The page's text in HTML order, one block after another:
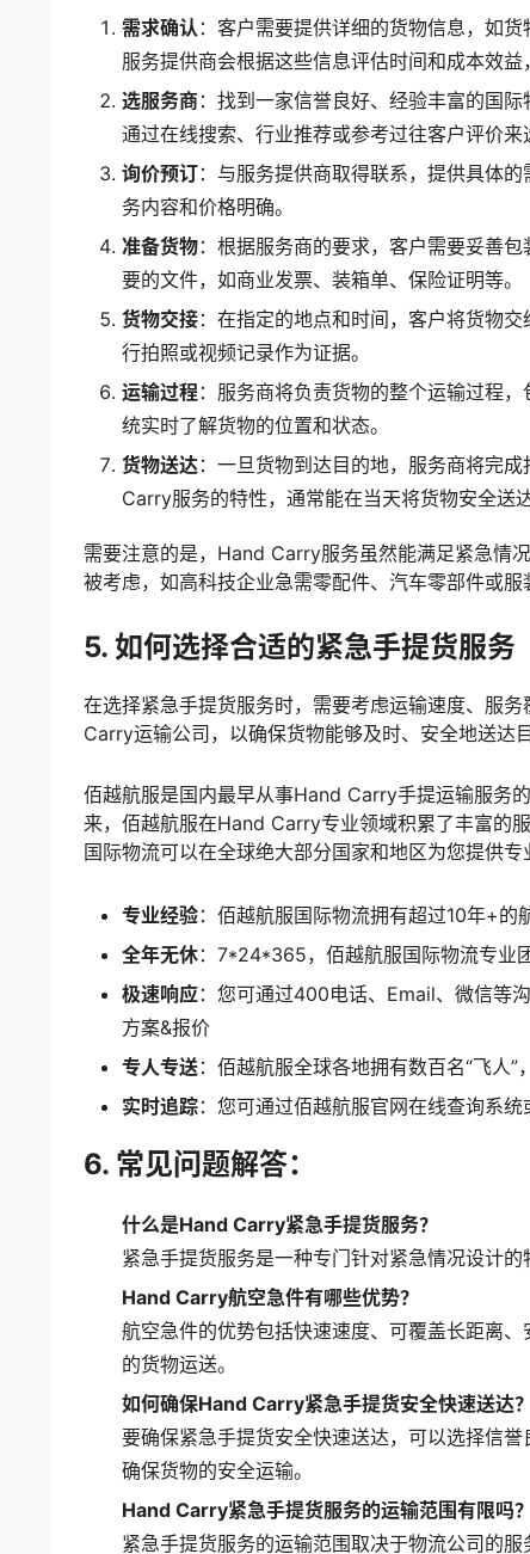
需求确认 ：客户需要提供详细的货物信息，如
服务提供商会根据这些信息评估时间和成本效
选服务商：找到一家信誉良好、经验丰富的国
通过在线搜索、行业推荐或参考过往客户评价来
询价预订：与服务提供商取得联系，提供具体
务内容和价格明确。
准备货物：根据服务商的要求，客户需要妥善
要的文件，如商业发票、装箱单、保险证明等。
货物交接：在指定的地点和时间，客户将货物
行拍照或视频记录作为证据。
运输过程：服务商将负责货物的整个运输过程
统实时了解货物的位置和状态。
货物送达：一旦货物到达目的地，服务商将完
Carry服务的特性，通常能在当天将货物安全送
需要注意的是，Hand Carry服务虽然能满足紧急情
被考虑，如高科技企业急需零配件、汽车零部件或服
5. 如何选择合适的紧急手提货服务
在选择紧急手提货服务时，需要考虑运输速度、服
Carry运输公司，以确保货物能够及时、安全地送达目
佰越航服是国内最早从事Hand Carry手提运输服务
来，佰越航服在Hand Carry专业领域积累了丰富的
国际物流可以在全球绝大部分国家和地区为您提供
专业经验：佰越航服国际物流拥有超过10年+的
全年无休：7*24*365，佰越航服国际物流专业
极速响应：您可通过400电话、Email、微信等
方案&报价
专人专送：佰越航服全球各地拥有数百名“飞人
实时追踪：您可通过佰越航服官网在线查询系
6. 常见问题解答：
什么是Hand Carry紧急手提货服务？
紧急手提货服务是一种专门针对紧急情况设计
Hand Carry航空急件有哪些优势？
航空急件的优势包括快速速度、可覆盖长距离
的货物运送。
如何确保Hand Carry紧急手提货安全快速送达？
要确保紧急手提货安全快速送达，可以选择信
确保货物的安全运输。
Hand Carry紧急手提货服务的运输范围有限吗？
紧急手提货服务的运输范围取决于物流公司的服